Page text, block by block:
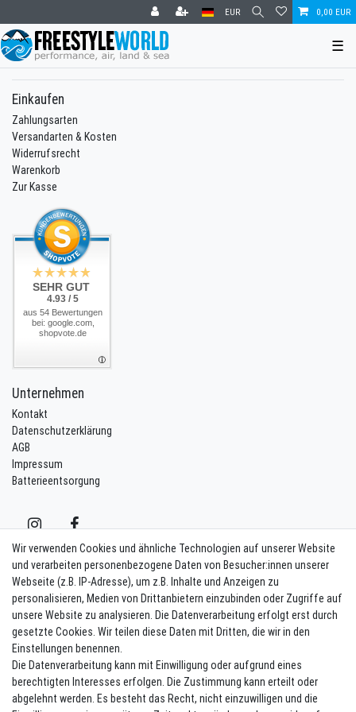
EUR 0,00 EUR
☰
Einkaufen
Zahlungsarten
Versandarten & Kosten
Widerrufsrecht
Warenkorb
Zur Kasse
SEHR GUT
4.93 / 5
aus 54 Bewertungen
bei: google.com,
shopvote.de
Unternehmen
Kontakt
Datenschutzerklärung
AGB
Impressum
Batterieentsorgung
Vertrag widerrufen Kontakt
Newsletter eintragen
Melde Dich an um alle Vorteile zu genießen. Plus 10 EUR Gutschein für
die Newsletteranmeldung, einlösbar ab 75 EUR Warenwert!
E-MAIL **
Newsletter
Wir verwenden Cookies und ähnliche Technologien auf unserer Website
und verarbeiten personenbezogene Daten von Besucher:innen unserer
Webseite (z.B. IP-Adresse), um z.B. Inhalte und Anzeigen zu
personalisieren, Medien von Drittanbietern einzubinden oder Zugriffe auf
unsere Website zu analysieren. Die Datenverarbeitung erfolgt erst durch
gesetzte Cookies. Wir teilen diese Daten mit Dritten, die wir in den
Einstellungen benennen.
Die Datenverarbeitung kann mit Einwilligung oder aufgrund eines
berechtigten Interesses erfolgen. Die Zustimmung kann erteilt oder
abgelehnt werden. Es besteht das Recht, nicht einzuwilligen und die